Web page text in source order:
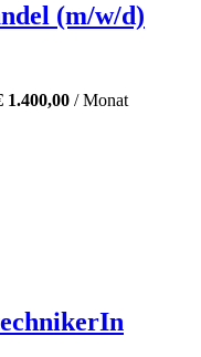
(m/w/d)
1.400,00 / Monat